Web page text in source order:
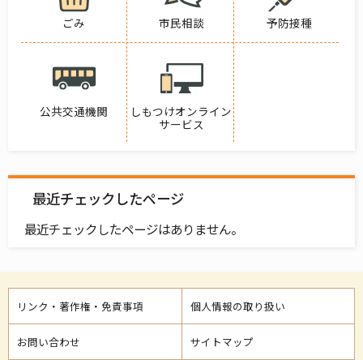
ごみ 市民相談 予防接種
公共交通機関
しもつけオンライン
サービス
最近チェックしたページ
最近チェックしたページはありません。
リンク・著作権・免責事項 個人情報の取り扱い
お問い合わせ サイトマップ